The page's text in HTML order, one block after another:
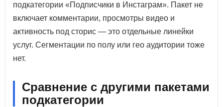
подкатегории «Подписчики в Инстаграм». Пакет не
включает комментарии, просмотры видео и
активность под сторис — это отдельные линейки
услуг. Сегментации по полу или гео аудитории тоже
нет.
Сравнение с другими пакетами
подкатегории